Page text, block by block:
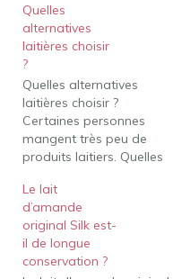
ingrédients du houmous
sont les pois chiches
(garbanzo), le tahini
(sésame) et l'huile. Vous
trouverez également de
l'ail, du sel et du jus de
citron dans…
Quelles
alternatives
laitières choisir
?
Quelles alternatives
laitières choisir ?
Certaines personnes
mangent très peu de
produits laitiers. Quelles
combler ses besoins en
calcium et en vitamine D
? substituts
alimentairesCertaines
personnes mangent très
Le lait
d’amande
original Silk est-
il de longue
conservation ?